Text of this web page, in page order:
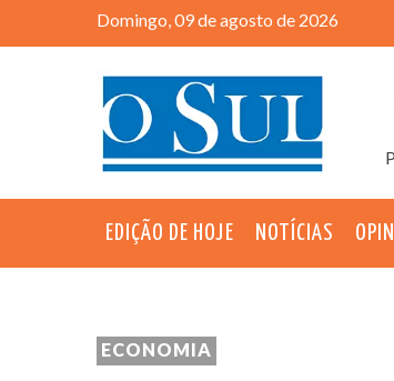
Domingo, 09 de agosto de 2026
EDIÇÃO DE HOJE NOTÍCIAS
ECONOMIA